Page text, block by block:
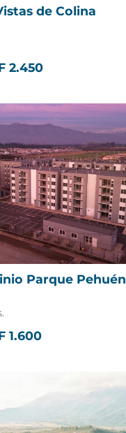
de Colina
2.450
Parque Pehuén
1.600